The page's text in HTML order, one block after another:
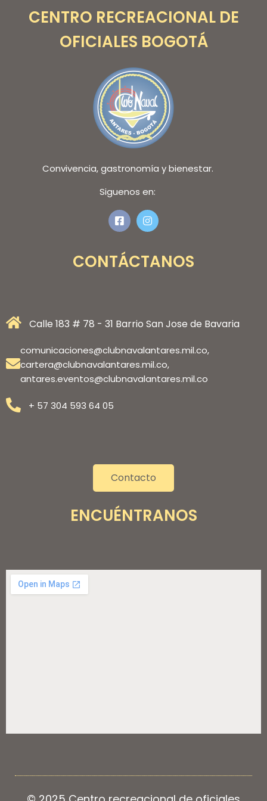
CENTRO RECREACIONAL DE
OFICIALES BOGOTÁ
Convivencia, gastronomía y bienestar.
Siguenos en:
CONTÁCTANOS
Calle 183 # 78 - 31 Barrio San Jose de Bavaria
comunicaciones@clubnavalantares.mil.co,
cartera@clubnavalantares.mil.co,
antares.eventos@clubnavalantares.mil.co
+ 57 304 593 64 05
Contacto
ENCUÉNTRANOS